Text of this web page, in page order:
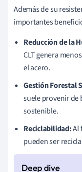
Además de su
importantes
Reducción de la
CLT genera
el acero.
Gestión Forestal
suele provenir de
sostenible.
Reciclabilidad:Al
pueden ser